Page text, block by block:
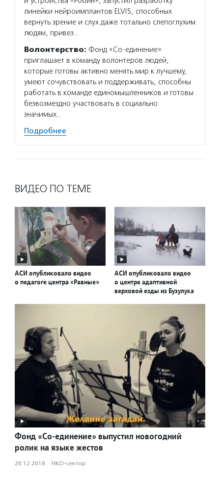
линейки нейроимплантов ELVIS, способных
вернуть зрение и слух даже тотально слепоглухим
людям, привез…
Волонтерство: Фонд «Со-единение»
приглашает в команду волонтеров людей,
которые готовы активно менять мир к лучшему,
умеют сочувствовать и поддерживать, способны
работать в команде единомышленников и готовы
безвозмездно участвовать в социально
значимых…
Подробнее
ВИДЕО ПО ТЕМЕ
АСИ опубликовало видео
о педагоге центра «Равные»
АСИ опубликовало видео
о центре адаптивной
верховой езды из Бузулука
Фонд «Со-единение» выпустил новогодний
ролик на языке жестов
20.12.2018 · НКО-сектор